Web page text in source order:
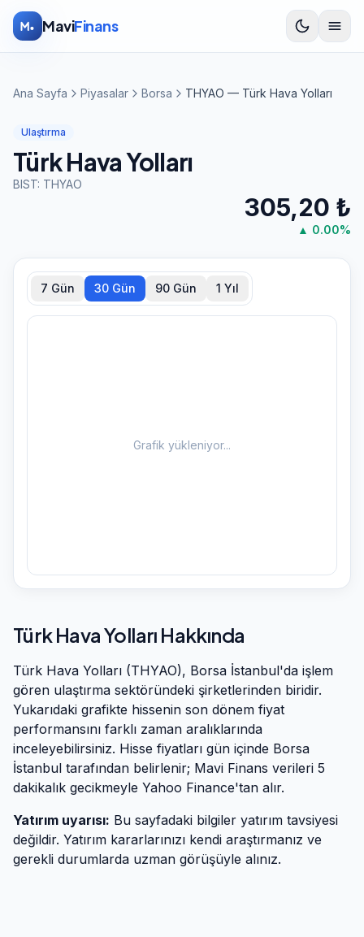
İçeriğe atla
MaviFinans
Ana Sayfa Piyasalar Borsa THYAO — Türk Hava Yolları
Ulaştırma
Türk Hava Yolları
BIST: THYAO
305,20 ₺
▲ 0.00%
7 Gün 30 Gün 90 Gün 1 Yıl
Grafik yükleniyor...
Türk Hava Yolları Hakkında
Türk Hava Yolları (THYAO), Borsa İstanbul'da işlem
gören ulaştırma sektöründeki şirketlerinden biridir.
Yukarıdaki grafikte hissenin son dönem fiyat
performansını farklı zaman aralıklarında
inceleyebilirsiniz. Hisse fiyatları gün içinde Borsa
İstanbul tarafından belirlenir; Mavi Finans verileri 5
dakikalık gecikmeyle Yahoo Finance'tan alır.
Yatırım uyarısı: Bu sayfadaki bilgiler yatırım tavsiyesi
değildir. Yatırım kararlarınızı kendi araştırmanız ve
gerekli durumlarda uzman görüşüyle alınız.